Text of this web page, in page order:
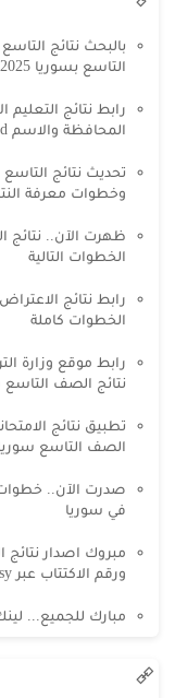
بالبحث نتائج
التاسع بسوريا 2025
المحافظة والاسم moed
وخطوات معرفة
الخطوات التالية
الخطوات كاملة
نتائج الصف التاسع
تطبيق نتائج
الصف التاسع سوريا
في سوريا
ورقم الاكتتاب عبر moed.gov.sy
مبارك للجميع... لينك